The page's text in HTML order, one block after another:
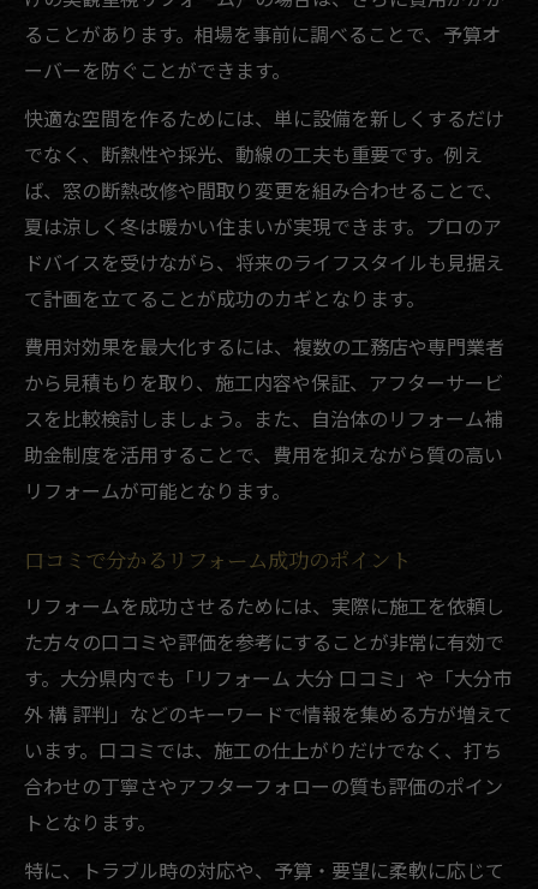
リフォーム会社が提案するトレンド事例集
最新トレンドを取り入れたリフォーム成功
例
安心な選択へ導くリフォーム会社の選び方
信頼できるリフォーム会社選びの極意
口コミと実績で選ぶ安心のリフォーム会社
リフォーム会社比較で分かる重要ポイント
アフターサポート重視の会社選びのコツ
ることがあります。相場を事前に調べることで、予算オ
ーバーを防ぐことができます。
快適な空間を作るためには、単に設備を新しくするだけ
でなく、断熱性や採光、動線の工夫も重要です。例え
ば、窓の断熱改修や間取り変更を組み合わせることで、
夏は涼しく冬は暖かい住まいが実現できます。プロのア
ドバイスを受けながら、将来のライフスタイルも見据え
て計画を立てることが成功のカギとなります。
費用対効果を最大化するには、複数の工務店や専門業者
から見積もりを取り、施工内容や保証、アフターサービ
スを比較検討しましょう。また、自治体のリフォーム補
助金制度を活用することで、費用を抑えながら質の高い
リフォームが可能となります。
口コミで分かるリフォーム成功のポイント
リフォームを成功させるためには、実際に施工を依頼し
た方々の口コミや評価を参考にすることが非常に有効で
す。大分県内でも「リフォーム 大分 口コミ」や「大分市
外 構 評判」などのキーワードで情報を集める方が増えて
います。口コミでは、施工の仕上がりだけでなく、打ち
合わせの丁寧さやアフターフォローの質も評価のポイン
トとなります。
特に、トラブル時の対応や、予算・要望に柔軟に応じて